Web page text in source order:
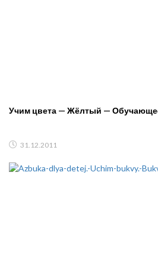
Учим цвета — Жёлтый —
31.12.2011